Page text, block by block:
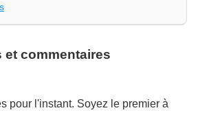
commentaires
pour l'instant. Soyez le premier à